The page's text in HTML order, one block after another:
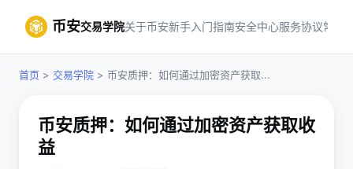
币安交易学院关于币安新手入门指南安全中心服务协议常见
首页 > 交易学院 > 币安质押：如何通过加密资产获取...
币安质押：如何通过加密资产获取收
益